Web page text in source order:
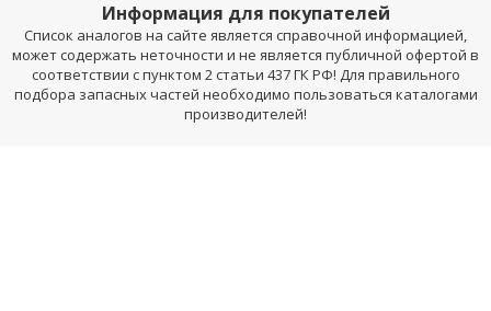
Информация для покупателей
Список аналогов на сайте является справочной информацией,
может содержать неточности и не является публичной офертой в
соответствии с пунктом 2 статьи 437 ГК РФ! Для правильного
подбора запасных частей необходимо пользоваться каталогами
производителей!